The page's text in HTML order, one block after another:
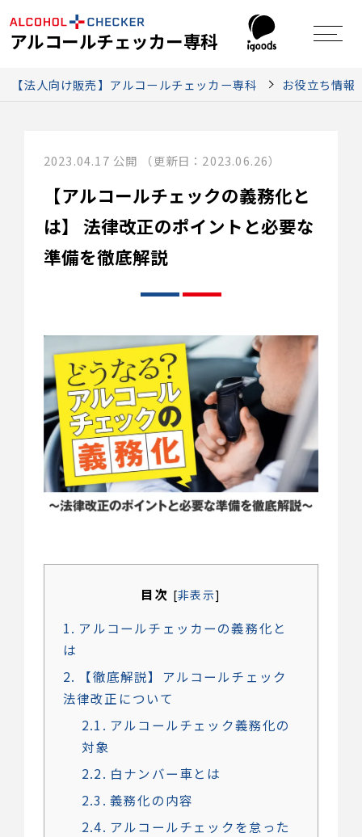
アルコールチェッカー専科
【法人向け販売】アルコールチェッカー専科 お役立ち情報
2023.04.17 公開 （更新日：2023.06.26）
【アルコールチェックの義務化と
は】
法律改正のポイントと必要な
準備を徹底解説
目次 [非表示]
1
アルコールチェッカーの義務化と
は
2
【徹底解説】アルコールチェック
法律改正について
2.1
アルコールチェック義務化の
対象
2.2
白ナンバー車とは
2.3 義務化の内容
2.4 アルコールチェックを怠った